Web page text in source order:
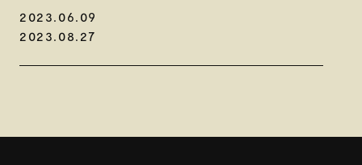
2023.06.09
2023.08.27